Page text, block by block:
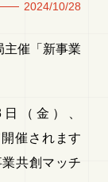
2024/10/28
主催「新事業
（金）、
催されます
共創マッチ